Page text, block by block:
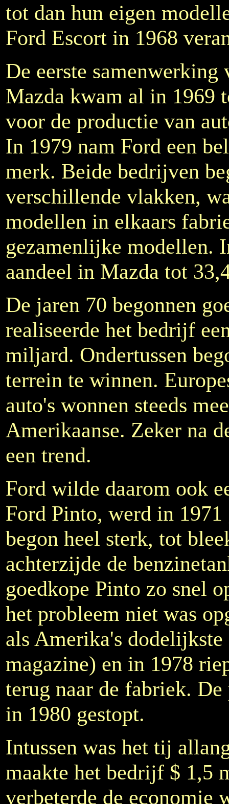
tot dan hun eigen
Ford Escort in 1968
De eerste samenwerking
Mazda kwam al in 1969
voor de productie van
In 1979 nam Ford een
merk. Beide bedrijven
verschillende vlakken,
modellen in elkaars
gezamenlijke modellen.
aandeel in Mazda tot
De jaren 70 begonnen
realiseerde het bedrijf
miljard. Ondertussen
terrein te winnen.
auto's wonnen steeds
Amerikaanse. Zeker na
een trend.
Ford wilde daarom ook
Ford Pinto, werd in
begon heel sterk, tot
achterzijde de
goedkope Pinto zo snel
het probleem niet was
als Amerika's
magazine) en in 1978
terug naar de fabriek.
in 1980 gestopt.
Intussen was het tij
maakte het bedrijf $ 1,5
verbeterde de economie